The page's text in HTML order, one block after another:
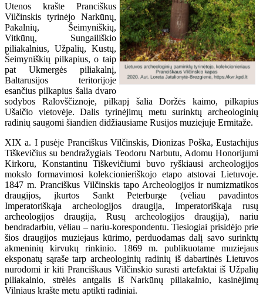
Utenos krašte Pranciškus
Vilčinskis tyrinėjo Narkūnų,
Pakalnių, Šeimyniškių,
Vitkūnų, Sungailiškio
piliakalnius, Užpalių, Kustų,
Šeimyniškių pilkapius, o taip
pat Ukmergės piliakalnį,
Baltarusijos teritorijoje
esančius pilkapius šalia dvaro
sodybos Ralovščiznoje, pilkapį šalia Doržės kaimo, pilkapius
Ušaičio vietovėje. Dalis tyrinėjimų metu surinktų archeologinių
radinių saugomi šiandien didžiausiame Rusijos muziejuje Ermitaže.
XIX a. I pusėje Pranciškus Vilčinskis, Dionizas Poška, Eustachijus
Tiškevičius su bendražygiais Teodoru Narbutu, Adomu Honorijumi
Kirkoru, Konstantinu Tiškevičiumi buvo ryškiausi archeologijos
mokslo formavimosi kolekcionieriškojo etapo atstovai Lietuvoje.
1847 m. Pranciškus Vilčinskis tapo Archeologijos ir numizmatikos
draugijos, įkurtos Sankt Peterburge (vėliau pavadintos
Imperatoriškąja archeologijos draugija, Imperatoriškąja rusų
archeologijos draugija, Rusų archeologijos draugija), nariu
bendradarbiu, vėliau – nariu-korespondentu. Tiesiogiai prisidėjo prie
šios draugijos muziejaus kūrimo, perduodamas dalį savo surinktų
akmeninių kirvukų rinkinio. 1869 m. publikuotame muziejaus
eksponatų sąraše tarp archeologinių radinių iš dabartinės Lietuvos
nurodomi ir kiti Pranciškaus Vilčinskio surasti artefaktai iš Užpalių
piliakalnio, strėlės antgalis iš Narkūnų piliakalnio, kasinėjimų
Vilniaus krašte metu aptikti radiniai.